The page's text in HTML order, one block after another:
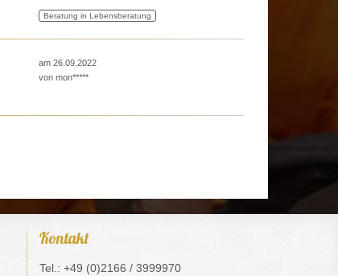
Beratung in Lebensberatung
am 26.09.2022
von mon*****
Kontakt
Tel.: +49 (0)2166 / 3999970